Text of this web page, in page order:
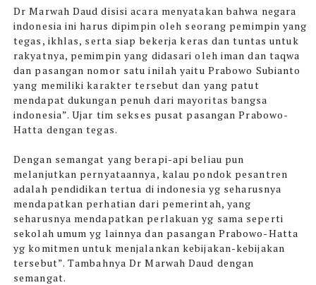
Dr Marwah Daud disisi acara menyatakan bahwa negara
indonesia ini harus dipimpin oleh seorang pemimpin yang
tegas, ikhlas, serta siap bekerja keras dan tuntas untuk
rakyatnya, pemimpin yang didasari oleh iman dan taqwa
dan pasangan nomor satu inilah yaitu Prabowo Subianto
yang memiliki karakter tersebut dan yang patut
mendapat dukungan penuh dari mayoritas bangsa
indonesia”. Ujar tim sekses pusat pasangan Prabowo-
Hatta dengan tegas.
Dengan semangat yang berapi-api beliau pun
melanjutkan pernyataannya, kalau pondok pesantren
adalah pendidikan tertua di indonesia yg seharusnya
mendapatkan perhatian dari pemerintah, yang
seharusnya mendapatkan perlakuan yg sama seperti
sekolah umum yg lainnya dan pasangan Prabowo-Hatta
yg komitmen untuk menjalankan kebijakan-kebijakan
tersebut”. Tambahnya Dr Marwah Daud dengan
semangat.